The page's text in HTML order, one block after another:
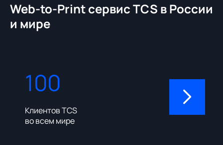
Web-to-Print сервис TCS в России
и мире
100
Клиентов TCS
во всем мире
310